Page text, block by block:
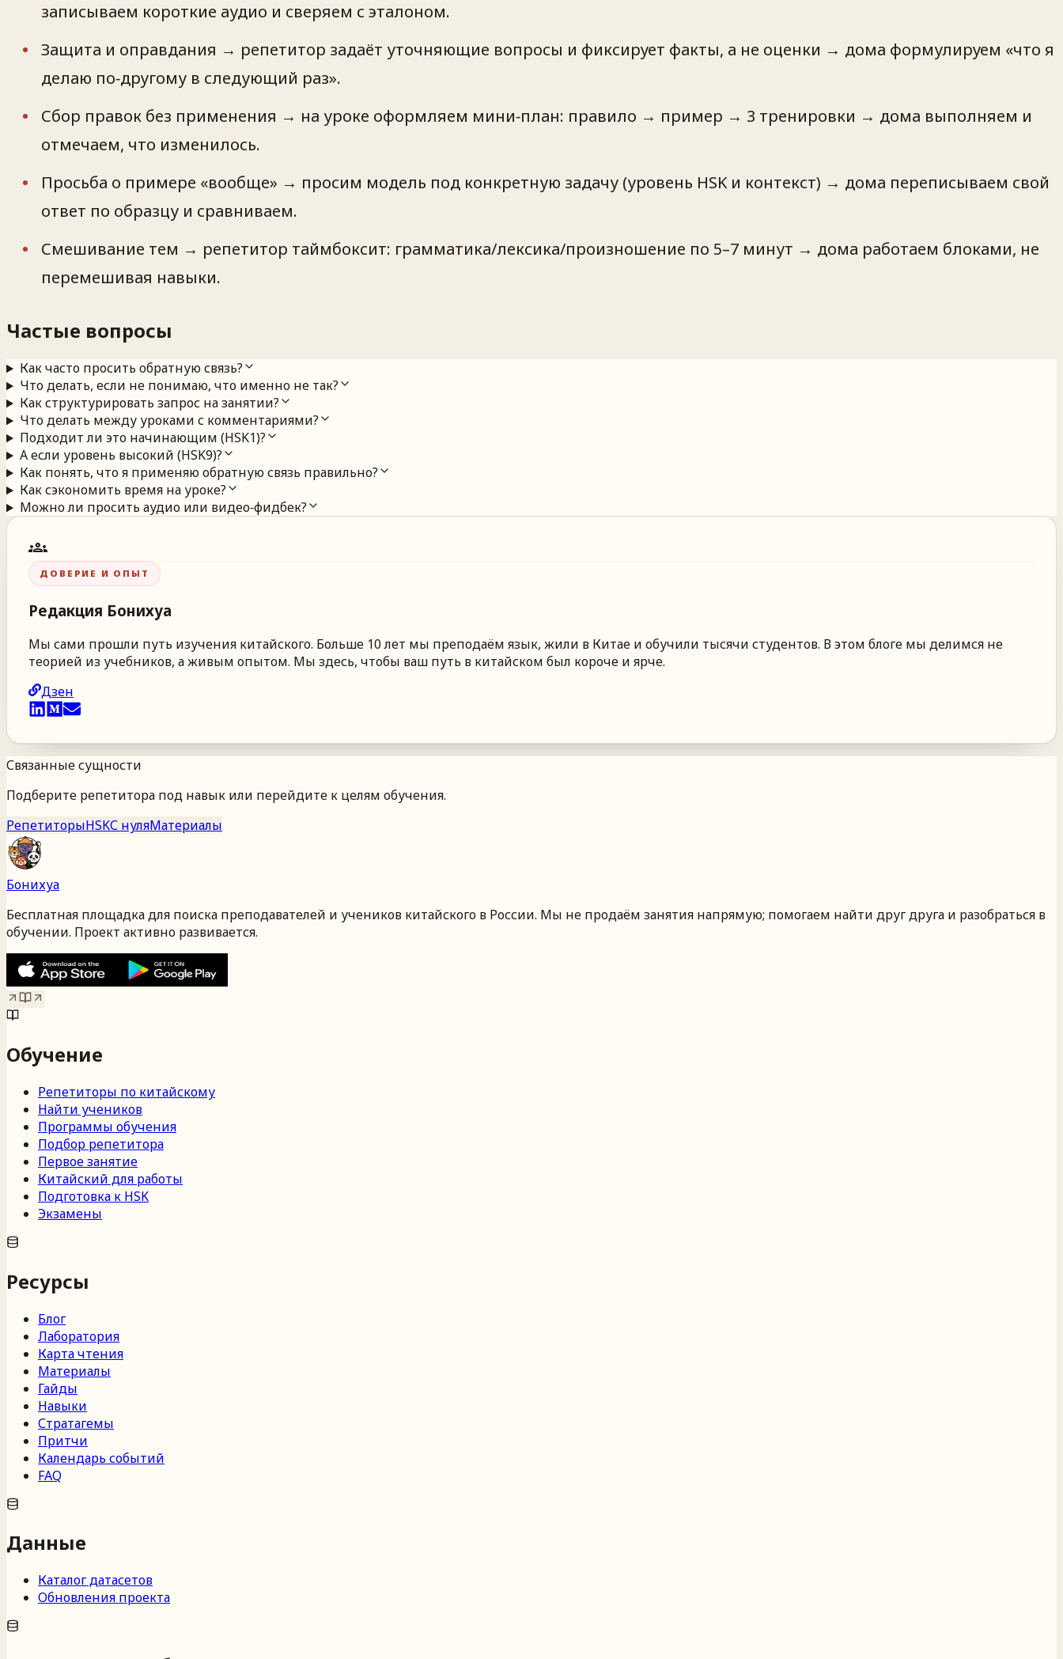
записываем короткие аудио и сверяем с эталоном.
Защита и оправдания → репетитор задаёт уточняющие вопросы и фиксирует факты, а не оценки → дома формулируем «что я
делаю по‑другому в следующий раз».
Сбор правок без применения → на уроке оформляем мини‑план: правило → пример → 3 тренировки → дома выполняем и
отмечаем, что изменилось.
Просьба о примере «вообще» → просим модель под конкретную задачу (уровень HSK и контекст) → дома переписываем свой
ответ по образцу и сравниваем.
Смешивание тем → репетитор таймбоксит: грамматика/лексика/произношение по 5–7 минут → дома работаем блоками, не
перемешивая навыки.
Частые вопросы
Как часто просить обратную связь?
Что делать, если не понимаю, что именно не так?
Как структурировать запрос на занятии?
Что делать между уроками с комментариями?
Подходит ли это начинающим (HSK1)?
А если уровень высокий (HSK9)?
Как понять, что я применяю обратную связь правильно?
Как сэкономить время на уроке?
Можно ли просить аудио или видео‑фидбек?
groups
ДОВЕРИЕ И ОПЫТ
Редакция Бонихуа
Мы сами прошли путь изучения китайского. Больше 10 лет мы преподаём язык, жили в Китае и обучили тысячи студентов. В этом блоге мы делимся не
теорией из учебников, а живым опытом. Мы здесь, чтобы ваш путь в китайском был короче и ярче.
Дзен
Связанные сущности
Подберите репетитора под навык или перейдите к целям обучения.
РепетиторыHSKС нуляМатериалы
Бонихуа
Бесплатная площадка для поиска преподавателей и учеников китайского в России. Мы не продаём занятия напрямую; помогаем найти друг друга и разобраться в
обучении. Проект активно развивается.
Обучение
Репетиторы по китайскому
Найти учеников
Программы обучения
Подбор репетитора
Первое занятие
Китайский для работы
Подготовка к HSK
Экзамены
Ресурсы
Блог
Лаборатория
Карта чтения
Материалы
Гайды
Навыки
Стратагемы
Притчи
Календарь событий
FAQ
Данные
Каталог датасетов
Обновления проекта